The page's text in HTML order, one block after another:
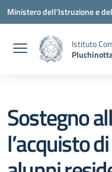
Vai ai contenuti
Vai al menu di navigazione
Vai al footer
Ministero dell'Istruzione e
Istituto
Sostegno
l’acquisto